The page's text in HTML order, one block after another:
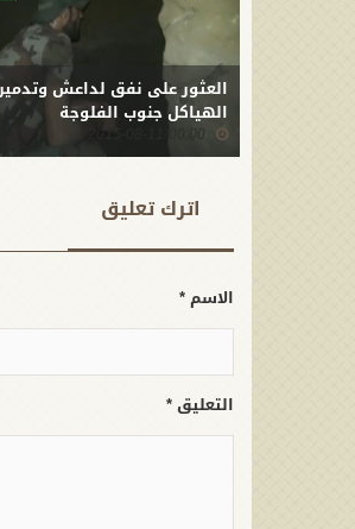
العثور على نفق لداعش
الهياكل جنوب الفلوجة
00:00 2015-08-11
اترك تعلیق
الاسم *
التعليق *